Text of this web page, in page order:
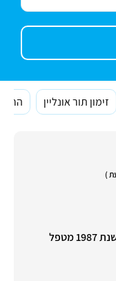
זימון תור אונליין
רופא שיניים בוגר אוניברסיטת תל אביב משנת 1987 מטפל